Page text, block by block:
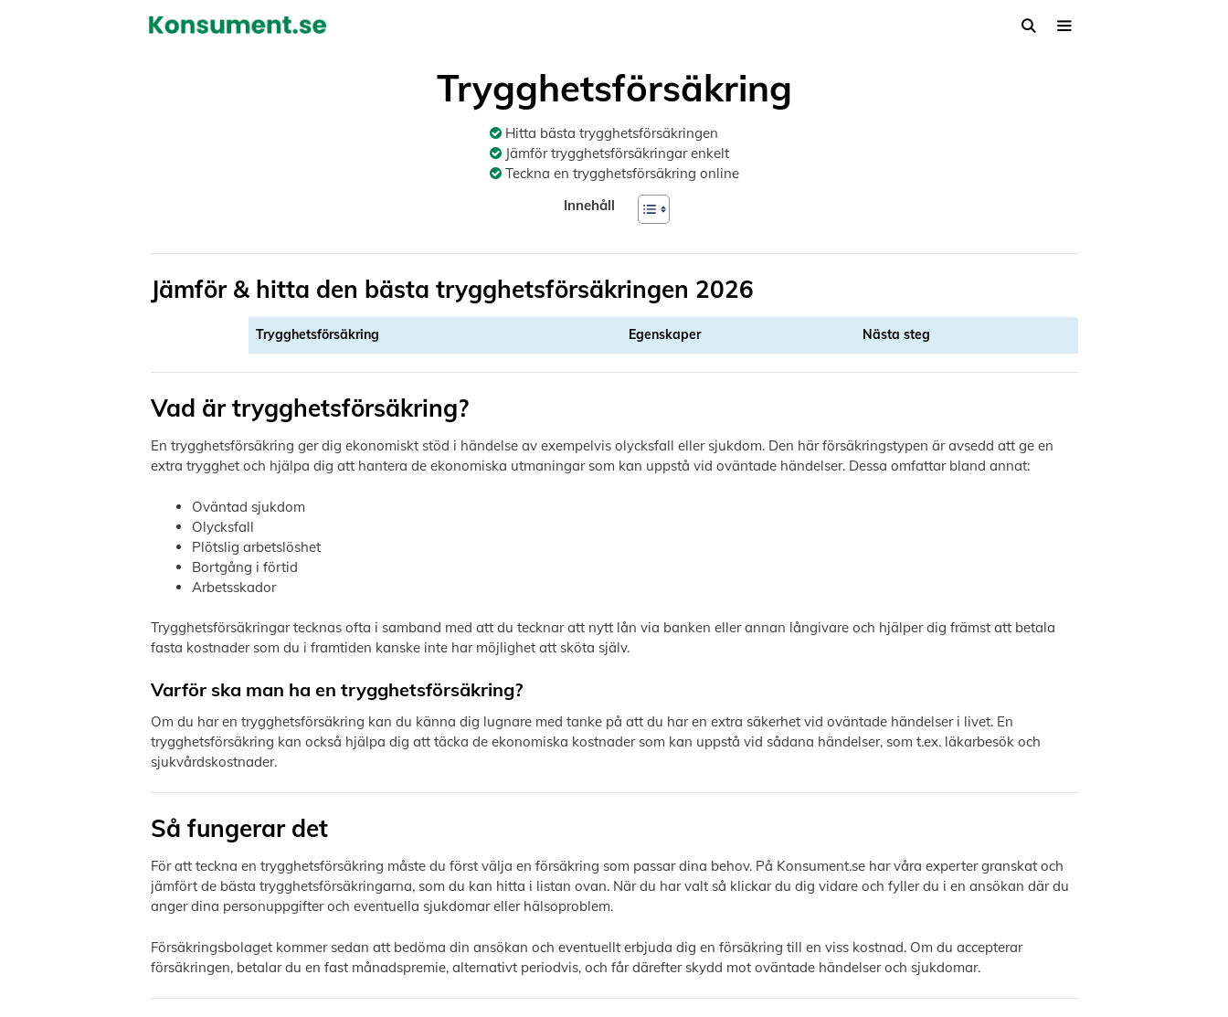
Trygghetsförsäkring
Hitta bästa trygghetsförsäkringen
Jämför trygghetsförsäkringar enkelt
Teckna en trygghetsförsäkring online
Innehåll
Jämför & hitta den bästa trygghetsförsäkringen 2026
Trygghetsförsäkring Egenskaper Nästa steg
Vad är trygghetsförsäkring?
En trygghetsförsäkring ger dig ekonomiskt stöd i händelse av exempelvis olycksfall eller sjukdom. Den här försäkringstypen är avsedd att ge en
extra trygghet och hjälpa dig att hantera de ekonomiska utmaningar som kan uppstå vid oväntade händelser. Dessa omfattar bland annat:
Oväntad sjukdom
Olycksfall
Plötslig arbetslöshet
Bortgång i förtid
Arbetsskador
Trygghetsförsäkringar tecknas ofta i samband med att du tecknar att nytt lån via banken eller annan långivare och hjälper dig främst att betala
fasta kostnader som du i framtiden kanske inte har möjlighet att sköta själv.
Varför ska man ha en trygghetsförsäkring?
Om du har en trygghetsförsäkring kan du känna dig lugnare med tanke på att du har en extra säkerhet vid oväntade händelser i livet. En
trygghetsförsäkring kan också hjälpa dig att täcka de ekonomiska kostnader som kan uppstå vid sådana händelser, som t.ex. läkarbesök och
sjukvårdskostnader.
Så fungerar det
För att teckna en trygghetsförsäkring måste du först välja en försäkring som passar dina behov. På Konsument.se har våra experter granskat och
jämfört de bästa trygghetsförsäkringarna, som du kan hitta i listan ovan. När du har valt så klickar du dig vidare och fyller du i en ansökan där du
anger dina personuppgifter och eventuella sjukdomar eller hälsoproblem.
Försäkringsbolaget kommer sedan att bedöma din ansökan och eventuellt erbjuda dig en försäkring till en viss kostnad. Om du accepterar
försäkringen, betalar du en fast månadspremie, alternativt periodvis, och får därefter skydd mot oväntade händelser och sjukdomar.